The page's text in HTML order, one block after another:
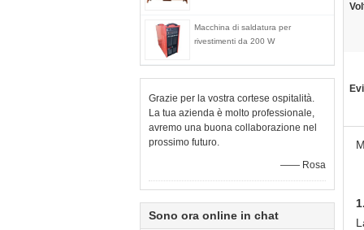
Macchina di saldatura per
rivestimenti da 200 W
Grazie per la vostra cortese ospitalità.
La tua azienda è molto professionale,
avremo una buona collaborazione nel
prossimo futuro.
—— Rosa
Sono ora online in chat